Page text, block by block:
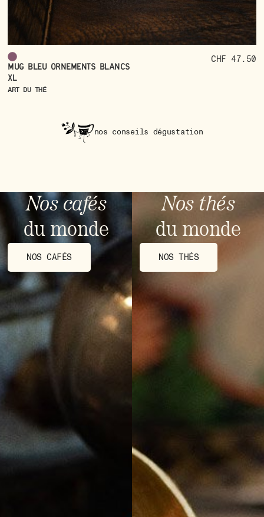
Mug bleu ornements blancs
XL
ART DU THÉ
CHF 47.50
nos conseils dégustation
Nos cafés
du monde
NOS CAFÉS
Nos thés
du monde
NOS THÉS